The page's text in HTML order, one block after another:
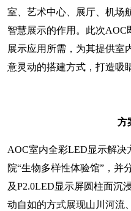
室、艺术中心、展厅、机场
智慧展示的作用。此次
展示应用所需，为其提供室
意灵动的搭建方式，打造吸
方
AOC室内全彩LED显示解决
院“生物多样性体验馆”，并
及P2.0LED显示屏圆柱面沉
动自如的方式展现山川河流